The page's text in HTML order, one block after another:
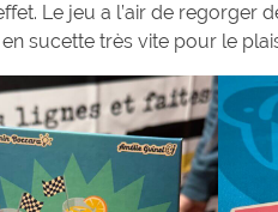
Le jeu a l’air de regorger
sucette très vite pour le